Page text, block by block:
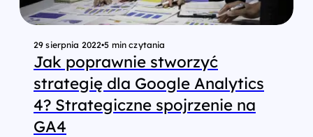
29 sierpnia 2022•5 min czytania
Jak poprawnie stworzyć
strategię dla Google Analytics
4? Strategiczne spojrzenie na
GA4